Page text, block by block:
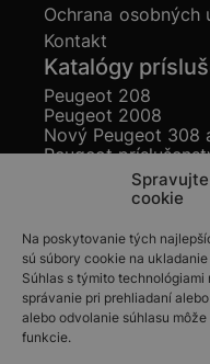
cookie
Na poskytovanie tých
sú súbory cookie na
Súhlas s týmito
správanie pri prehliadaní
alebo odvolanie súhlasu
funkcie.
Ochrana osobných
Kontakt
Katalógy
Peugeot 208
Peugeot 2008
Nový Peugeot 308
Peugeot
Peugeot
Katalógy
Peugeot 508 a 508
Peugeot 5008
Katalógy
Peugeot Rifter
Peugeot Expert